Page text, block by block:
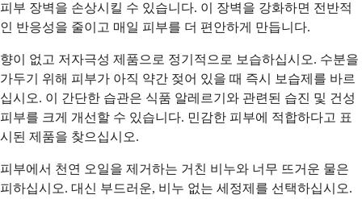
피부 장벽을 손상시킬 수 있습니다. 이 장벽을 강화하면 전반적
인 반응성을 줄이고 매일 피부를 더 편안하게 만듭니다.
향이 없고 저자극성 제품으로 정기적으로 보습하십시오. 수분을
가두기 위해 피부가 아직 약간 젖어 있을 때 즉시 보습제를 바르
십시오. 이 간단한 습관은 식품 알레르기와 관련된 습진 및 건성
피부를 크게 개선할 수 있습니다. 민감한 피부에 적합하다고 표
시된 제품을 찾으십시오.
피부에서 천연 오일을 제거하는 거친 비누와 너무 뜨거운 물은
피하십시오. 대신 부드러운, 비누 없는 세정제를 선택하십시오.